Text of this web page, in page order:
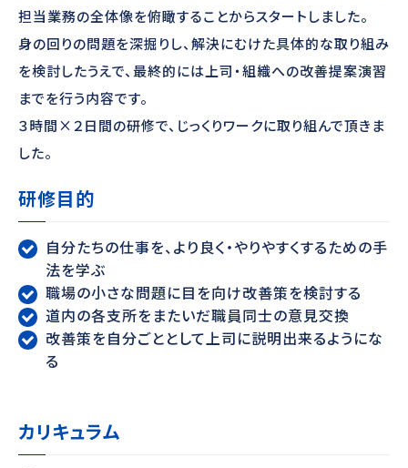
担当業務の全体像を俯瞰することからスタートしました。
身の回りの問題を深掘りし、解決にむけた具体的な取り組み
を検討したうえで、最終的には上司・組織への改善提案演習
までを行う内容です。
３時間×２日間の研修で、じっくりワークに取り組んで頂きま
した。
研修目的
自分たちの仕事を、より良く・やりやすくするための手
法を学ぶ
職場の小さな問題に目を向け改善策を検討する
道内の各支所をまたいだ職員同士の意見交換
改善策を自分ごととして上司に説明出来るようにな
る
カリキュラム